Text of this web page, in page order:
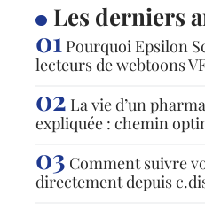
Les derniers
Pourquoi Epsilon
lecteurs de webtoons
La vie d’un
expliquée : chemin
Comment suivre
directement depuis